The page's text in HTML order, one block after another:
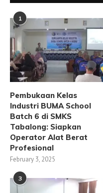
1
Pembukaan Kelas
Industri BUMA School
Batch 6 di SMKS
Tabalong: Siapkan
Operator Alat Berat
Profesional
February 3, 2025
3